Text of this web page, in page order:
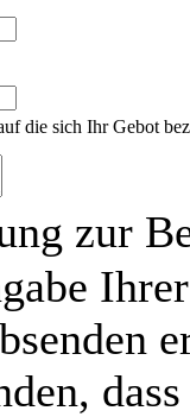
die sich Ihr Gebot
zur